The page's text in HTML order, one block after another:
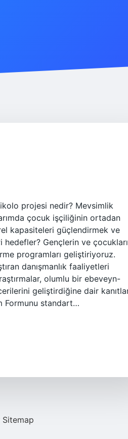
projesi nedir? Mevsimlik
çocuk işçiliğinin ortadan
kapasiteleri güçlendirmek ve
hedefler? Gençlerin ve
programları geliştiriyoruz.
danışmanlık faaliyetleri
olumlu bir ebeveyn-
geliştirdiğine dair
Formunu standart…
Sitemap